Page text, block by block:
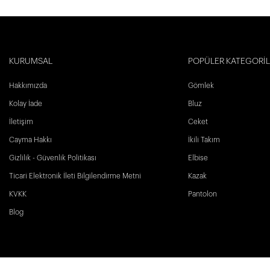
KURUMSAL
Hakkımızda
Kolay İade
İletişim
Cayma Hakkı
Gizlilik - Güvenlik Politikası
Ticari Elektronik İleti Bilgilendirme Metni
KVKK
Blog
POPÜLER
Gömlek
Bluz
Ceket
İkili Takım
Elbise
Kazak
Pantolon